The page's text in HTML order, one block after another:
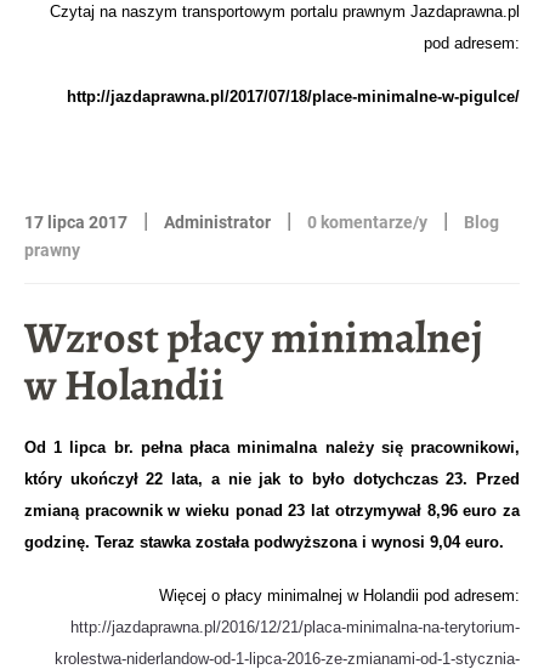
Czytaj na naszym transportowym portalu prawnym Jazdaprawna.pl
pod adresem:
http://jazdaprawna.pl/2017/07/18/place-minimalne-w-pigulce/
17 lipca 2017 | Administrator | 0 komentarze/y |
Blog
prawny
Wzrost płacy minimalnej
w Holandii
Od 1 lipca br. pełna płaca minimalna należy się pracownikowi,
który ukończył 22 lata, a nie jak to było dotychczas 23. Przed
zmianą pracownik w wieku ponad 23 lat otrzymywał 8,96 euro za
godzinę. Teraz stawka została podwyższona i wynosi 9,04 euro.
Więcej o płacy minimalnej w Holandii pod adresem:
http://jazdaprawna.pl/2016/12/21/placa-minimalna-na-terytorium-
krolestwa-niderlandow-od-1-lipca-2016-ze-zmianami-od-1-stycznia-